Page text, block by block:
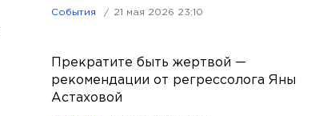
События 21 мая 2026 23:10
Прекратите быть жертвой —
рекомендации от регрессолога Яны
Астаховой